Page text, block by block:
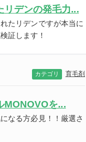
リデンの発毛力...
たリデンですが本当に
証します！
カテゴリ 育毛剤
MONOVOを...
なる方必見！！厳選さ